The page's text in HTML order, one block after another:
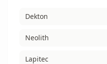
Dekton
Neolith
Lapitec